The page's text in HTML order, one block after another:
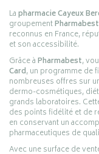
Lapharmacie Cayeux
groupementPharmabest
reconnus en France,
et son accessibilité.
Grâce àPharmabest,
Card, un programme de
nombreuses offres sur
dermo-cosmétiques,
grands laboratoires.
des points fidélité et de
en conservant un
pharmaceutiques de
Avec une surface de